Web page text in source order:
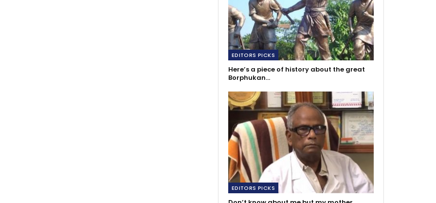
EDITORS PICKS
Here’s a piece of history about the great
Borphukan…
EDITORS PICKS